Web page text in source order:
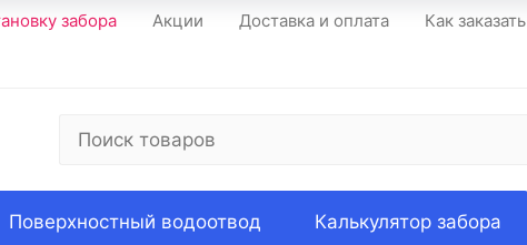
забора Акции Доставка и оплата Как заказать
Поверхностный водоотвод Калькулятор забора